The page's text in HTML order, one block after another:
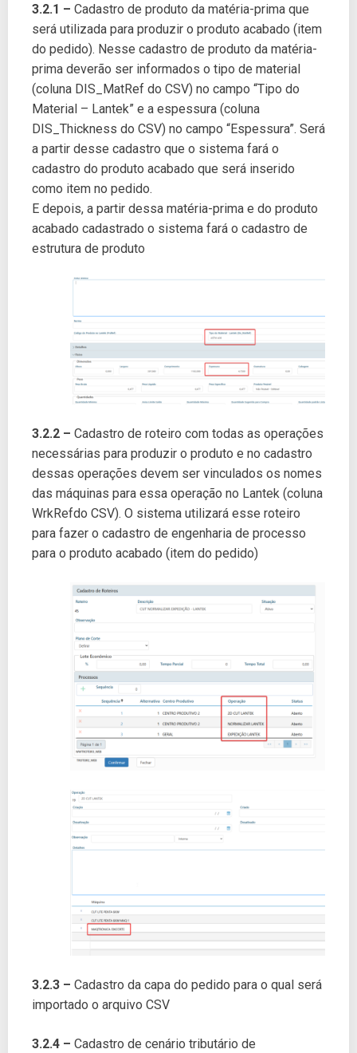
3.2.1 – Cadastro de produto da matéria-prima que
será utilizada para produzir o produto acabado (item
do pedido). Nesse cadastro de produto da matéria-
prima deverão ser informados o tipo de material
(coluna DIS_MatRef do CSV) no campo “Tipo do
Material – Lantek” e a espessura (coluna
DIS_Thickness do CSV) no campo “Espessura”. Será
a partir desse cadastro que o sistema fará o
cadastro do produto acabado que será inserido
como item no pedido.
E depois, a partir dessa matéria-prima e do produto
acabado cadastrado o sistema fará o cadastro de
estrutura de produto
3.2.2 – Cadastro de roteiro com todas as operações
necessárias para produzir o produto e no cadastro
dessas operações devem ser vinculados os nomes
das máquinas para essa operação no Lantek (coluna
WrkRefdo CSV). O sistema utilizará esse roteiro
para fazer o cadastro de engenharia de processo
para o produto acabado (item do pedido)
3.2.3 – Cadastro da capa do pedido para o qual será
importado o arquivo CSV
3.2.4 – Cadastro de cenário tributário de